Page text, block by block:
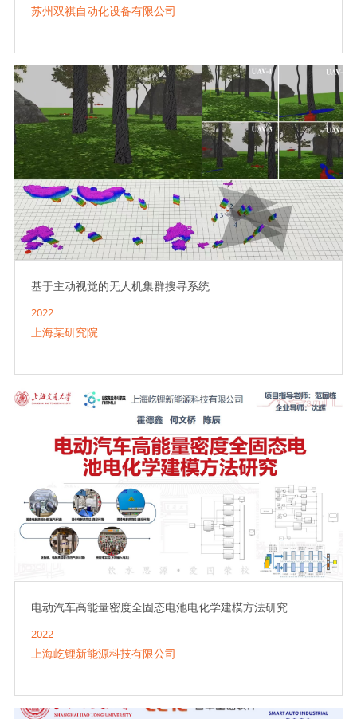
苏州双祺自动化设备有限公司
基于主动视觉的无人机集群搜寻系统
2022
上海某研究院
电动汽车高能量密度全固态电池电化学建模方法研究
2022
上海屹锂新能源科技有限公司